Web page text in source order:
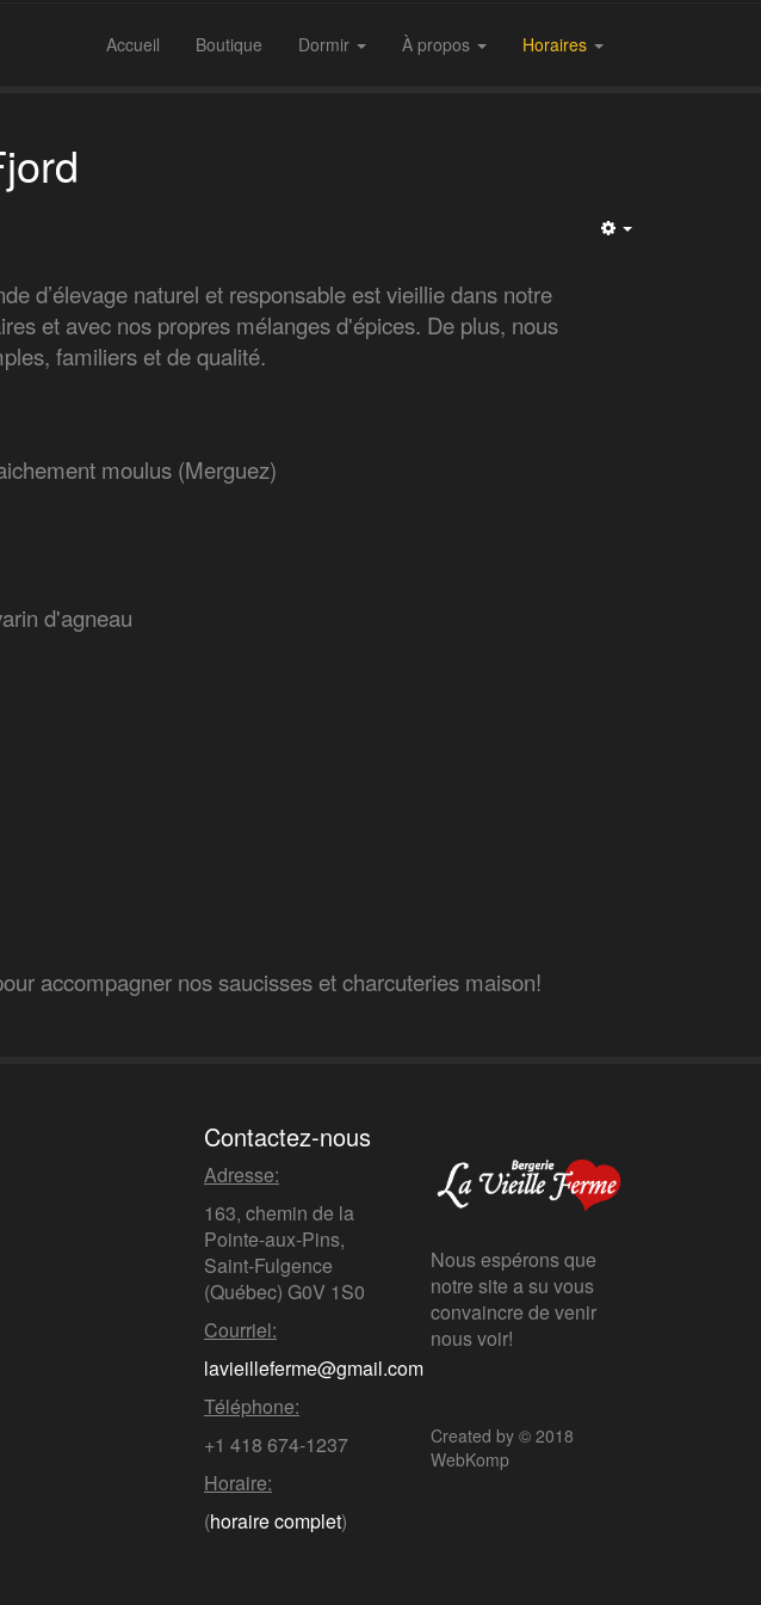
Accueil Boutique Dormir À propos Horaires
d’élevage naturel et responsable est vieillie dans notre
et avec nos propres mélanges d'épices. De plus, nous
familiers et de qualité.
moulus (Merguez)
d'agneau
accompagner nos saucisses et charcuteries maison!
Contactez-nous
Adresse:
163, chemin de la
Pointe-aux-Pins,
Saint-Fulgence
(Québec) G0V 1S0
Courriel:
lavieilleferme@gmail.com
Téléphone:
+1 418 674-1237
Horaire:
(horaire complet)
Nous espérons que
notre site a su vous
convaincre de venir
nous voir!
Created by © 2018
WebKomp